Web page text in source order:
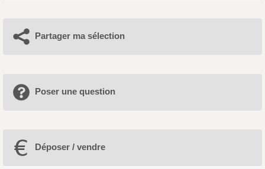
Partager ma sélection
Poser une question
Déposer / vendre